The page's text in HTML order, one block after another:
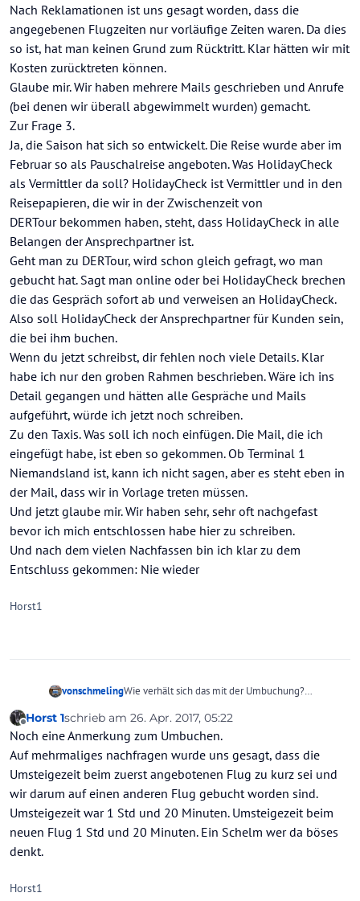
Nach Reklamationen ist uns gesagt worden, dass die
angegebenen Flugzeiten nur vorläufige Zeiten waren. Da dies
so ist, hat man keinen Grund zum Rücktritt. Klar hätten wir mit
Kosten zurücktreten können.
Glaube mir. Wir haben mehrere Mails geschrieben und Anrufe
(bei denen wir überall abgewimmelt wurden) gemacht.
Zur Frage 3.
Ja, die Saison hat sich so entwickelt. Die Reise wurde aber im
Februar so als Pauschalreise angeboten. Was HolidayCheck
als Vermittler da soll? HolidayCheck ist Vermittler und in den
Reisepapieren, die wir in der Zwischenzeit von
DERTour bekommen haben, steht, dass HolidayCheck in alle
Belangen der Ansprechpartner ist.
Geht man zu DERTour, wird schon gleich gefragt, wo man
gebucht hat. Sagt man online oder bei HolidayCheck brechen
die das Gespräch sofort ab und verweisen an HolidayCheck.
Also soll HolidayCheck der Ansprechpartner für Kunden sein,
die bei ihm buchen.
Wenn du jetzt schreibst, dir fehlen noch viele Details. Klar
habe ich nur den groben Rahmen beschrieben. Wäre ich ins
Detail gegangen und hätten alle Gespräche und Mails
aufgeführt, würde ich jetzt noch schreiben.
Zu den Taxis. Was soll ich noch einfügen. Die Mail, die ich
eingefügt habe, ist eben so gekommen. Ob Terminal 1
Niemandsland ist, kann ich nicht sagen, aber es steht eben in
der Mail, dass wir in Vorlage treten müssen.
Und jetzt glaube mir. Wir haben sehr, sehr oft nachgefast
bevor ich mich entschlossen habe hier zu schreiben.
Und nach dem vielen Nachfassen bin ich klar zu dem
Entschluss gekommen: Nie wieder
Horst1
vonschmelingWie verhält sich das mit der Umbuchung?
vorgenommen, es wird ein alternatives Routing
vorgeschlagen. Man kann das akzeptieren oder
ablehnen, es ist ein neuer Vertrag dessen
Eigenschaften unterbreitet werden.
Ja, die Dinge haben sich in dieser Saison
unvorhersehbar und sehr eigenartig entwickelt -
was soll an der "Rolle von HC" als Vermittler da
genau zu beschweren sein??
Offline
Horst 1schrieb am 26. Apr. 2017, 05:22
zuletzt editiert von
Noch eine Anmerkung zum Umbuchen.
Auf mehrmaliges nachfragen wurde uns gesagt, dass die
Umsteigezeit beim zuerst angebotenen Flug zu kurz sei und
wir darum auf einen anderen Flug gebucht worden sind.
Umsteigezeit war 1 Std und 20 Minuten. Umsteigezeit beim
neuen Flug 1 Std und 20 Minuten. Ein Schelm wer da böses
denkt.
Horst1